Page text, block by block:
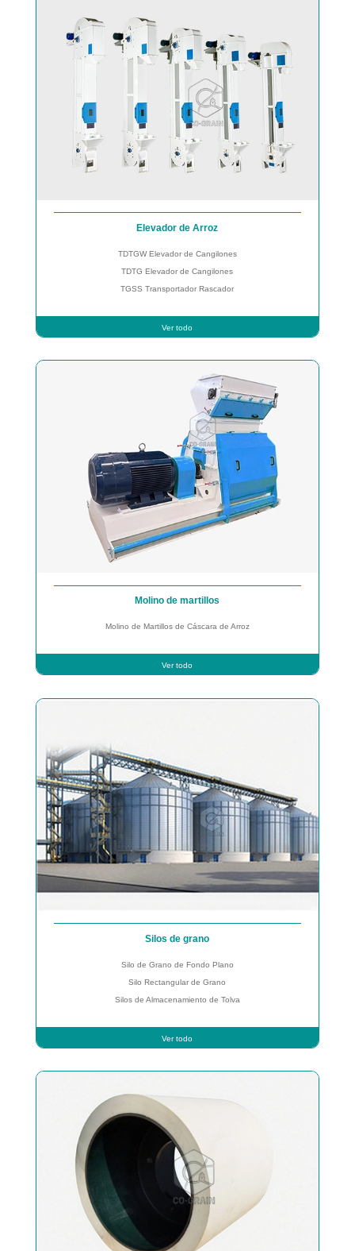
Elevador de Arroz
TDTGW Elevador de Cangilones
TDTG Elevador de Cangilones
TGSS Transportador Rascador
Ver todo
Molino de martillos
Molino de Martillos de Cáscara de Arroz
Ver todo
Silos de grano
Silo de Grano de Fondo Plano
Silo Rectangular de Grano
Silos de Almacenamiento de Tolva
Ver todo